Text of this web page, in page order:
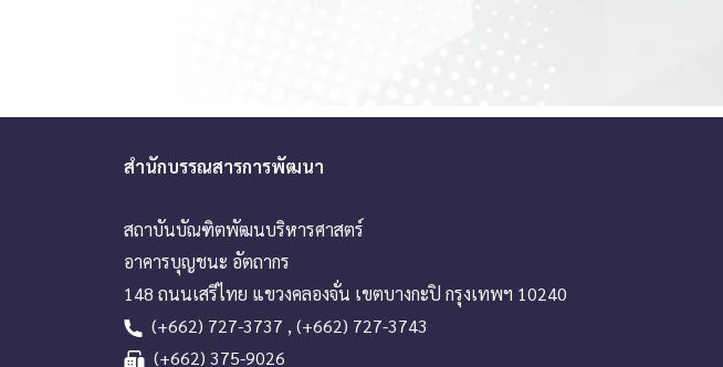
สำนักบรรณสารการพัฒนา
สถาบันบัณฑิตพัฒนบริหารศาสตร์
อาคารบุญชนะ อัตถากร
148 ถนนเสรีไทย แขวงคลองจั่น เขตบางกะปิ กรุงเทพฯ 10240
(+662) 727-3737 , (+662) 727-3743
(+662) 375-9026